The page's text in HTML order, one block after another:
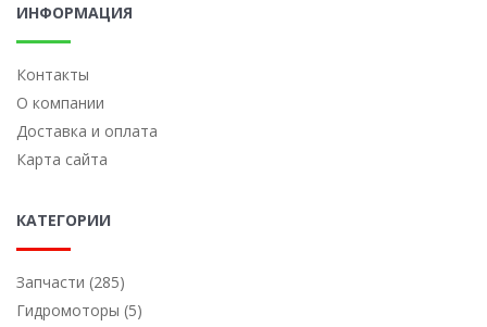
ИНФОРМАЦИЯ
Контакты
О компании
Доставка и оплата
Карта сайта
КАТЕГОРИИ
Запчасти (285)
Гидромоторы (5)